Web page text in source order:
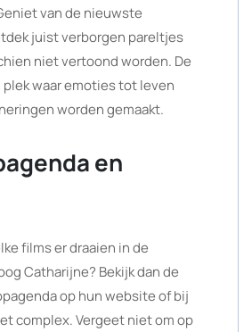
van de nieuwste
juist verborgen pareltjes
niet vertoond worden. De
waar emoties tot leven
worden gemaakt.
en
films er draaien in de
Catharijne? Bekijk dan de
op hun website of bij
complex. Vergeet niet om op